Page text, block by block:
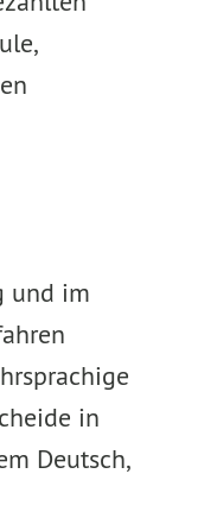
und im
in
Deutsch,